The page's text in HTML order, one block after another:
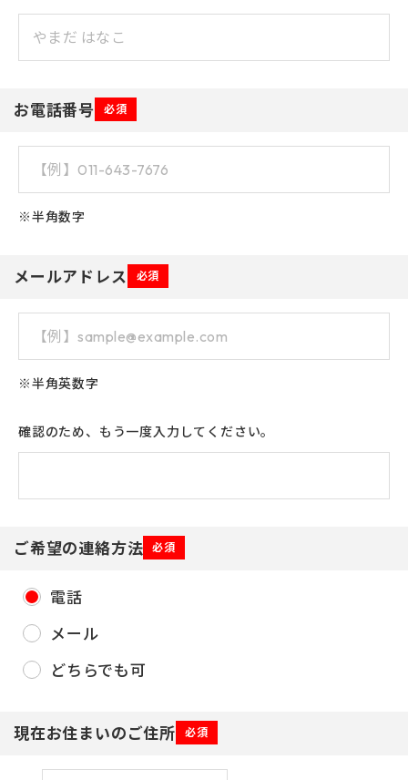
お電話番号 必須
※半角数字
メールアドレス 必須
※半角英数字
確認のため、もう一度入力してください。
ご希望の連絡方法 必須
電話
メール
どちらでも可
現在お住まいのご住所 必須